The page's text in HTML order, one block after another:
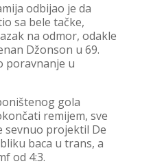
odbijao je da
sa bele tačke,
na odmor, odakle
Džonson u 69.
poravnanje u
gola
remijem, sve
sevnuo projektil De
baca u trans, a
od 4:3.